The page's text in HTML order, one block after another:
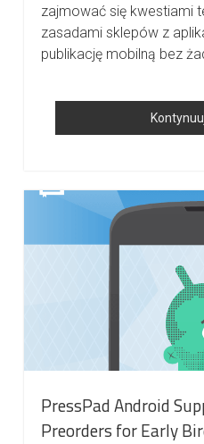
zajmować się kwestiami
zasadami sklepów z
publikację mobilną bez
PressPad Android
Preorders for Early